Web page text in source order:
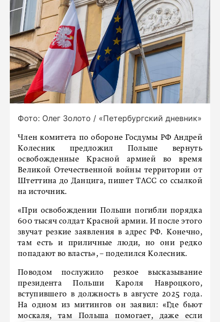
Фото: Олег Золото / «Петербургский дневник»
Член комитета по обороне Госдумы РФ Андрей
Колесник предложил Польше вернуть
освобожденные Красной армией во время
Великой Отечественной войны территории от
Штеттина до Данцига, пишет ТАСС со ссылкой
на источник.
«При освобождении Польши погибли порядка
600 тысяч солдат Красной армии. И после этого
звучат резкие заявления в адрес РФ. Конечно,
там есть и приличные люди, но они редко
попадают во власть», – поделился Колесник.
Поводом послужило резкое высказывание
президента Польши Кароля Навроцкого,
вступившего в должность в августе 2025 года.
На одном из митингов он заявил: «Где бьют
москаля, там Польша помогает, даже если